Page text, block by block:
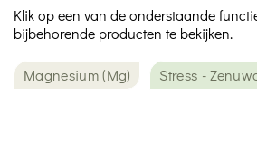
Klik op een van de onderstaande
bijbehorende producten te bekijken.
Magnesium (Mg) Stress -